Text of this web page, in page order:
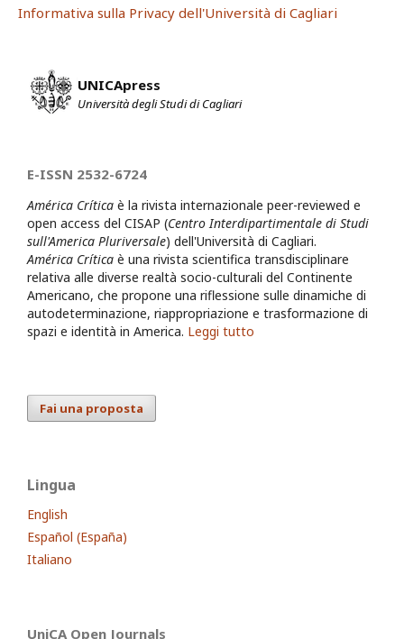
Informativa sulla Privacy dell'Università di Cagliari
UNICApress
Università degli Studi di Cagliari
E-ISSN 2532-6724
América Crítica è la rivista internazionale peer-reviewed e
open access del CISAP (Centro Interdipartimentale di Studi
sull'America Pluriversale) dell'Università di Cagliari.
América Crítica è una rivista scientifica transdisciplinare
relativa alle diverse realtà socio-culturali del Continente
Americano, che propone una riflessione sulle dinamiche di
autodeterminazione, riappropriazione e trasformazione di
spazi e identità in America. Leggi tutto
Fai una proposta
Lingua
English
Español (España)
Italiano
UniCA Open Journals